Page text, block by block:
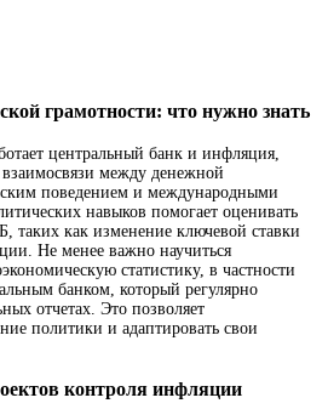
грамотности: что нужно знать
центральный банк и инфляция,
взаимосвязи между денежной
поведением и международными
навыков помогает оценивать
таких как изменение ключевой ставки
Не менее важно научиться
статистику, в частности
банком, который регулярно
отчетах. Это позволяет
политики и адаптировать свои
контроля инфляции